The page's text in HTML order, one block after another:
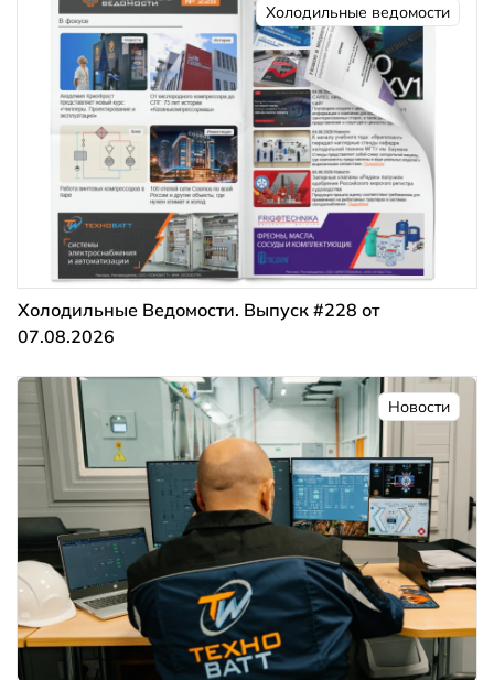
Холодильные ведомости
Холодильные Ведомости. Выпуск #228 от
07.08.2026
Новости